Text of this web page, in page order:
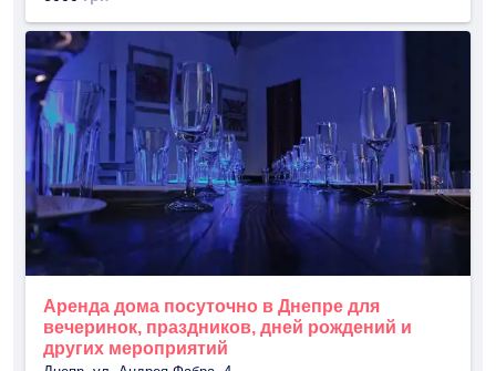
Аренда дома посуточно в Днепре для
вечеринок, праздников, дней рождений и
других мероприятий